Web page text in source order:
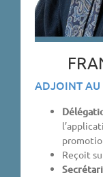
ADJOINT AU
Reçoit